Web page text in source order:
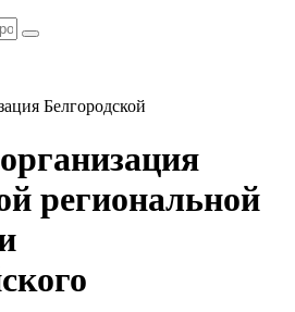
Белгородской
региональной